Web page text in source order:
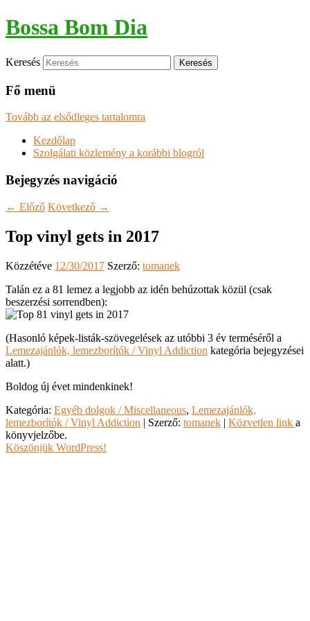
Bossa Bom Dia
Keresés
Fő menü
Tovább az elsődleges tartalomra
Kezdőlap
Szolgálati közlemény a korábbi blogról
Bejegyzés navigáció
← Előző Következő →
Top vinyl gets in 2017
Közzétéve 12/30/2017 Szerző: tomanek
Talán ez a 81 lemez a legjobb az idén behúzottak közül (csak
beszerzési sorrendben):
(Hasonló képek-listák-szövegelések az utóbbi 3 év terméséről a
Lemezajánlók, lemezborítók / Vinyl Addiction kategória bejegyzései
alatt.)
Boldog új évet mindenkinek!
Kategória: Egyéb dolgok / Miscellaneous, Lemezajánlók,
lemezborítók / Vinyl Addiction | Szerző: tomanek | Közvetlen link a
könyvjelzőbe.
Köszönjük WordPress!